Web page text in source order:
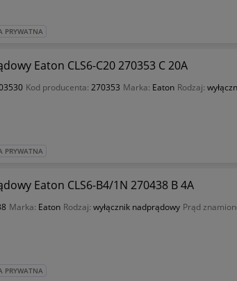
PRYWATNA
Eaton CLS6-C20 270353 C 20A
Kod producenta: 270353 Marka: Eaton Rodzaj:
PRYWATNA
Eaton CLS6-B4/1N 270438 B 4A
Marka: Eaton Rodzaj: wyłącznik nadprądowy Prąd
PRYWATNA